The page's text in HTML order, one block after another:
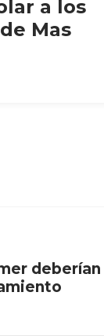
a los
Mas